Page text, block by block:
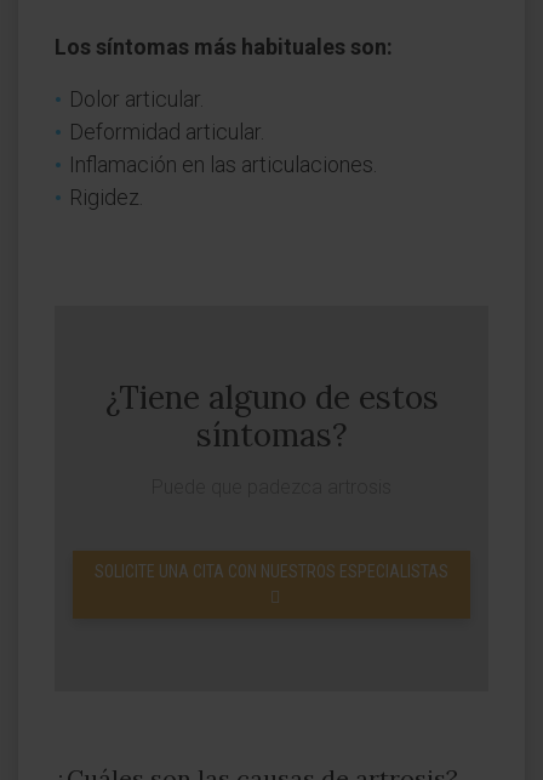
Los síntomas más habituales son:
Dolor articular.
Deformidad articular.
Inflamación en las articulaciones.
Rigidez.
¿Tiene alguno de estos
síntomas?
SOLICITE UNA CITA CON NUESTROS ESPECIALISTAS